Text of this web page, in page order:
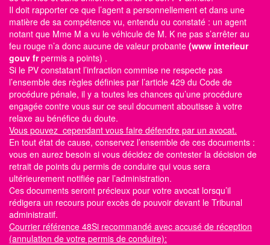
Il doit rapporter ce que l’agent a personnellement et dans une
matière de sa compétence vu, entendu ou constaté : un agent
notant que Mme M a vu le véhicule de M. K ne pas s’arrêter au
feu rouge n’a donc aucune de valeur probante (www interieur
gouv frpermis a points) .
Si le PV constatant l’infraction commise ne respecte pas
l’ensemble des règles définies par l’article 429 du Code de
procédure pénale, il y a toutes les chances qu’une procédure
engagée contre vous sur ce seul document aboutisse à votre
relaxe au bénéfice du doute.
Vous pouvez cependant vous faire défendre par un avocat.
En tout état de cause, conservez l’ensemble de ces documents :
vous en aurez besoin si vous décidez de contester la décision de
retrait de points du permis de conduire qui vous sera
ultérieurement notifiée par l’administration.
Ces documents seront précieux pour votre avocat lorsqu’il
rédigera un recours pour excès de pouvoir devant le Tribunal
administratif.
Courrier référence 48Si recommandé avec accusé de réception
(annulation de votre permis de conduire):